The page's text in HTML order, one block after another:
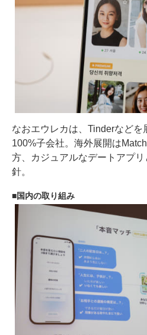
なおエウレカは、Tinderなどを
100%子会社。海外展開は
方、カジュアルなデートアプ
針。
国内の取り組み